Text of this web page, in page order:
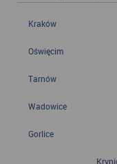
Kraków
Oświęcim
Tarnów
Wadowice
Gorlice